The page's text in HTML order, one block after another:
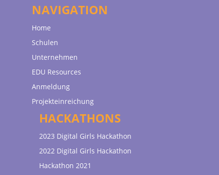
NAVIGATION
Home
Schulen
Unternehmen
EDU Resources
Anmeldung
Projekteinreichung
HACKATHONS
2023 Digital Girls Hackathon
2022 Digital Girls Hackathon
Hackathon 2021